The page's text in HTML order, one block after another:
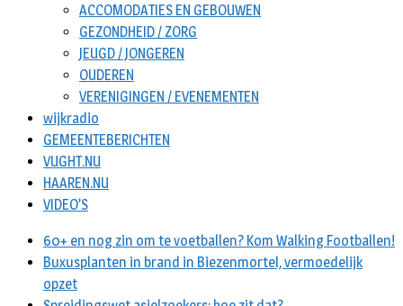
ACCOMODATIES EN GEBOUWEN
GEZONDHEID / ZORG
JEUGD / JONGEREN
OUDEREN
VERENIGINGEN / EVENEMENTEN
wijkradio
GEMEENTEBERICHTEN
VUGHT.NU
HAAREN.NU
VIDEO’S
60+ en nog zin om te voetballen? Kom Walking Footballen!
Buxusplanten in brand in Biezenmortel, vermoedelijk
opzet